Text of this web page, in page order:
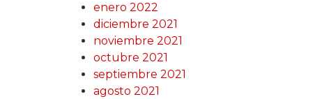
enero 2022
diciembre 2021
noviembre 2021
octubre 2021
septiembre 2021
agosto 2021